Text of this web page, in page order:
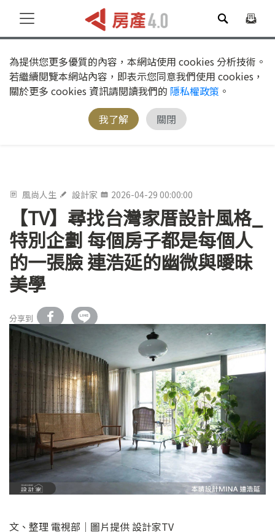
為提供您更多優質的內容，本網站使用 cookies 分析技術。
若繼續閱覽本網站內容，即表示您同意我們使用 cookies，
關於更多 cookies 資訊請閱讀我們的 隱私權政策 。
我了解
關閉
風尚人生 設計家 2026-04-29 00:00:00
【TV】尋找台灣家厝設計風格_
特別企劃 每個房子都是每個人
的一張臉 連浩延的幽微與曖昧
美學
分享到
文、整理 電視部│圖片提供 設計家TV